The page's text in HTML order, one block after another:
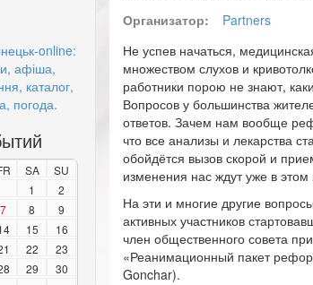
online:
афіша,
каталог,
погода.
SA
SU
1
2
7 8
9
15
16
22
23
29
30
Организатор:
Partners
Не успев начаться,
множеством слухов и
работники порою не знают,
Вопросов у большинства
ответов. Зачем нам вообще
что все анализы и лекарства
обойдётся вызов скорой и
изменения нас ждут уже в этом
На эти и многие другие
активных участников
член общественного совета
«Реанимационный пакет
Gonchar).